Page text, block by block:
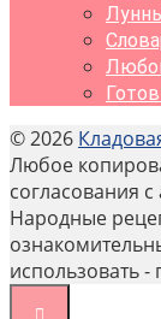
© 2026
Любое
согласования
Народные
использовать -